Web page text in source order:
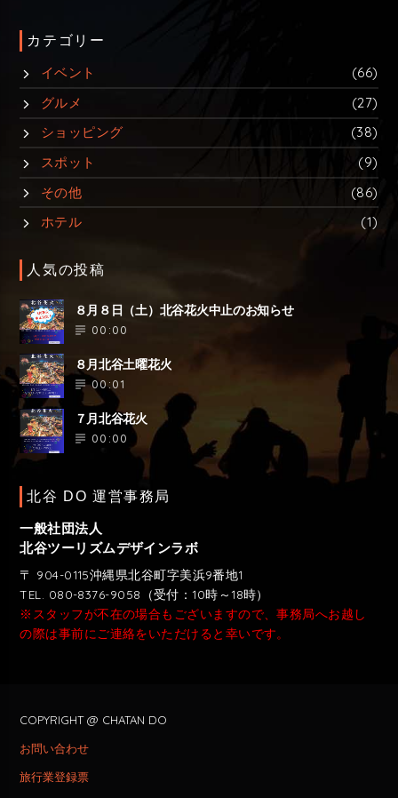
カテゴリー
イベント
(66)
グルメ
(27)
ショッピング
(38)
スポット
(9)
その他
(86)
ホテル
(1)
人気の投稿
８月８日（土）北谷花火中止のお知らせ
00:00
８月北谷土曜花火
00:01
７月北谷花火
00:00
北谷 DO 運営事務局
一般社団法人
北谷ツーリズムデザインラボ
〒 904-0115沖縄県北谷町字美浜9番地1
TEL. 080-8376-9058（受付：10時～18時）
※スタッフが不在の場合もございますので、事務局へお越し
の際は事前にご連絡をいただけると幸いです。
COPYRIGHT @ CHATAN DO
お問い合わせ
旅行業登録票